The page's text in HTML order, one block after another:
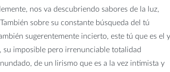
nos va descubriendo sabores de la luz,
sobre su constante búsqueda del tú
sugerentemente incierto, este tú que es el
su imposible pero irrenunciable totalidad
de un lirismo que es a la vez intimista y